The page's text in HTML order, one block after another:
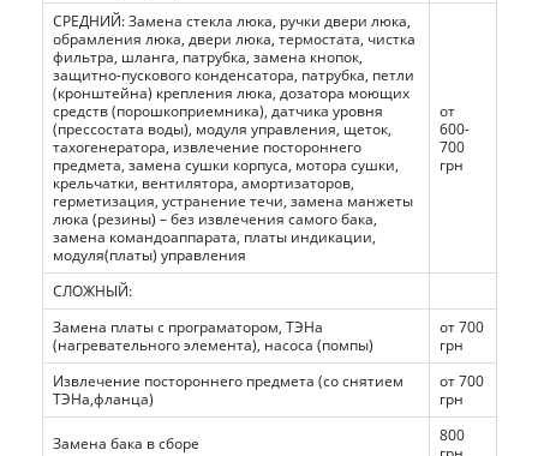
СРЕДНИЙ: Замена стекла люка, ручки двери люка,
обрамления люка, двери люка, термостата, чистка
фильтра, шланга, патрубка, замена кнопок,
защитно-пускового конденсатора, патрубка, петли
(кронштейна) крепления люка, дозатора моющих
средств (порошкоприемника), датчика уровня
(прессостата воды), модуля управления, щеток,
тахогенератора, извлечение постороннего
предмета, замена сушки корпуса, мотора сушки,
крельчатки, вентилятора, амортизаторов,
герметизация, устранение течи, замена манжеты
люка (резины) – без извлечения самого бака,
замена командоаппарата, платы индикации,
модуля(платы) управления
от
600-
700
грн
СЛОЖНЫЙ:
Замена платы с програматором, ТЭНа
(нагревательного элемента), насоса (помпы)
от 700
грн
Извлечение постороннего предмета (со снятием
ТЭНа,фланца)
от 700
грн
Замена бака в сборе
800